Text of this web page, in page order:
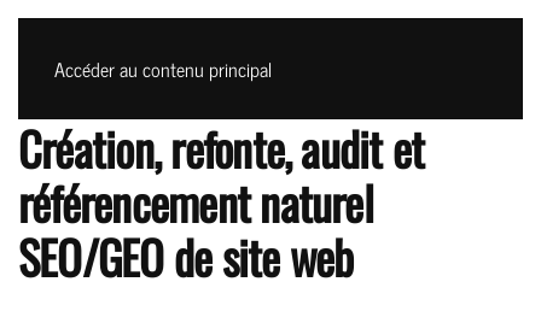
Accéder au contenu principal
Création, refonte, audit et
référencement naturel
SEO/GEO de site web